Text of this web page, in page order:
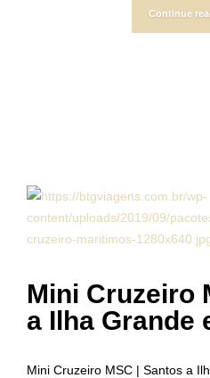
Continue
Mini Cruzeiro
a Ilha Grande
Mini Cruzeiro MSC | Santos a